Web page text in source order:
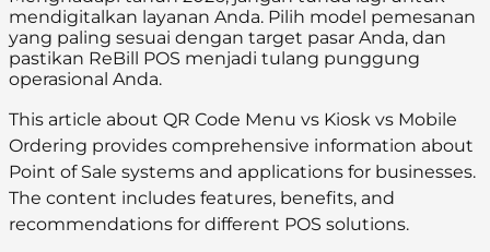
mendigitalkan layanan Anda. Pilih model pemesanan
yang paling sesuai dengan target pasar Anda, dan
pastikan ReBill POS menjadi tulang punggung
operasional Anda.
This article about QR Code Menu vs Kiosk vs Mobile
Ordering provides comprehensive information about
Point of Sale systems and applications for businesses.
The content includes features, benefits, and
recommendations for different POS solutions.